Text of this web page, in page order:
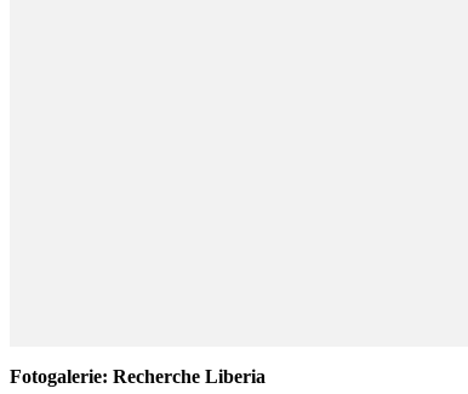
Fotogalerie: Recherche Liberia